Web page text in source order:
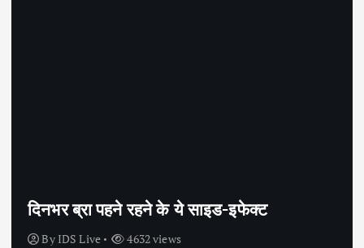
सेक्स के अलावा भी कंडोम का उपयोग है?
By IDS Live 4444 views